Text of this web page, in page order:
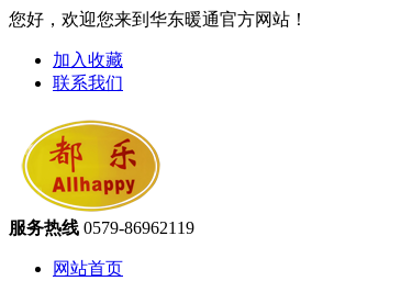
您好，欢迎您来到华东暖通官方网站！
加入收藏
联系我们
服务热线 0579-86962119
网站首页